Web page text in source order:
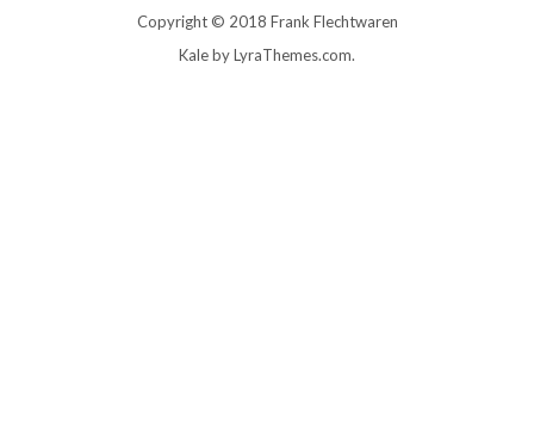
Copyright © 2018 Frank Flechtwaren
Kaleby LyraThemes.com.